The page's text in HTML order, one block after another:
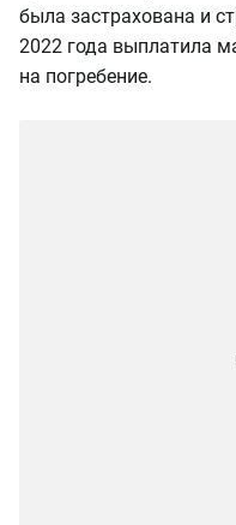
была застрахована и
2022 года выплатила
на погребение.